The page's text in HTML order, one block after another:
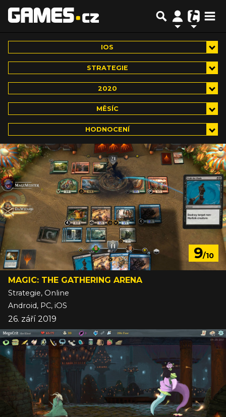
IOS
STRATEGIE
2020
MĚSÍC
HODNOCENÍ
9/10
MAGIC: THE GATHERING ARENA
Strategie, Online
Android, PC, iOS
26. září 2019